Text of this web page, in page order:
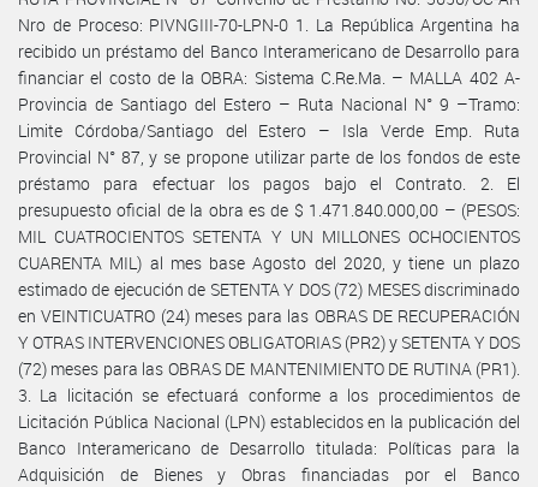
Nro de Proceso: PIVNGIII-70-LPN-0 1. La República Argentina ha
recibido un préstamo del Banco Interamericano de Desarrollo para
financiar el costo de la OBRA: Sistema C.Re.Ma. – MALLA 402 A-
Provincia de Santiago del Estero – Ruta Nacional N° 9 –Tramo:
Limite Córdoba/Santiago del Estero – Isla Verde Emp. Ruta
Provincial N° 87, y se propone utilizar parte de los fondos de este
préstamo para efectuar los pagos bajo el Contrato. 2. El
presupuesto oficial de la obra es de $ 1.471.840.000,00 – (PESOS:
MIL CUATROCIENTOS SETENTA Y UN MILLONES OCHOCIENTOS
CUARENTA MIL) al mes base Agosto del 2020, y tiene un plazo
estimado de ejecución de SETENTA Y DOS (72) MESES discriminado
en VEINTICUATRO (24) meses para las OBRAS DE RECUPERACIÓN
Y OTRAS INTERVENCIONES OBLIGATORIAS (PR2) y SETENTA Y DOS
(72) meses para las OBRAS DE MANTENIMIENTO DE RUTINA (PR1).
3. La licitación se efectuará conforme a los procedimientos de
Licitación Pública Nacional (LPN) establecidos en la publicación del
Banco Interamericano de Desarrollo titulada: Políticas para la
Adquisición de Bienes y Obras financiadas por el Banco